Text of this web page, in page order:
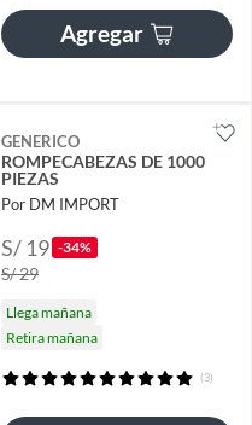
Agregar
GENERICO
ROMPECABEZAS DE 1000
PIEZAS
Por DM IMPORT
S/ 19 -34%
S/ 29
Llega mañana
Retira mañana
(3)